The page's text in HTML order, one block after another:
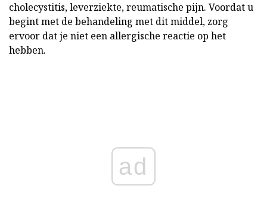
cholecystitis, leverziekte, reumatische pijn. Voordat u
begint met de behandeling met dit middel, zorg
ervoor dat je niet een allergische reactie op het
hebben.
ad